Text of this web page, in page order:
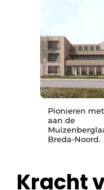
Pionieren
aan de
Breda-Noord.
Kracht